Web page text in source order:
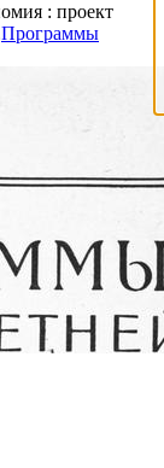
: проект
Программы